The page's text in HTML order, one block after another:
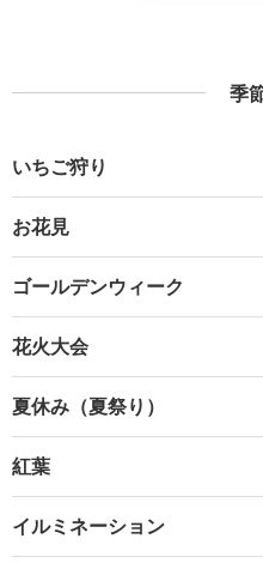
季
いちご狩り
お花見
ゴールデンウィーク
花火大会
夏休み（夏祭り）
紅葉
イルミネーション